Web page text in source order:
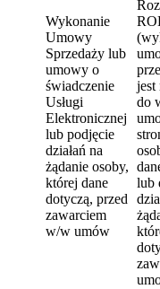
Wykonanie
Umowy
Sprzedaży lub
umowy o
świadczenie
Usługi
Elektronicznej
lub podjęcie
działań na
żądanie osoby,
której dane
dotyczą, przed
zawarciem
w/w umów
jest
do
lub